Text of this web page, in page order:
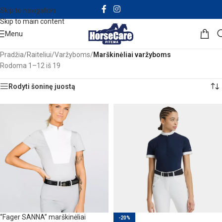
Skip to navigation
Skip to main content
Menu
Pradžia/Raiteliui/Varžyboms/Marškinėliai varžyboms
Rodoma 1–12 iš 19
Rodyti šoninę juostą
“Fager SANNA” marškinėliai
-20%